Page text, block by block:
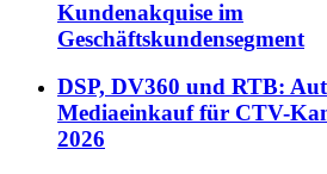
Kundenakquise im
Geschäftskundensegment
DSP, DV360 und RTB:
Mediaeinkauf für CTV-
2026